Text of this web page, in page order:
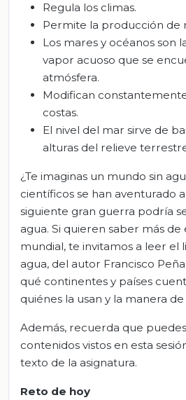
Regula los climas.
Permite la producción de
Los mares y océanos son
vapor acuoso que se
atmósfera.
Modifican
costas.
El nivel del mar sirve de
alturas del relieve
¿Te imaginas un mundo sin
científicos se han aventurado
siguiente gran guerra podría
agua. Si quieren saber más
mundial, te invitamos a leer el
agua, del autor Francisco
qué continentes y países
quiénes la usan y la manera
Además, recuerda que
contenidos vistos en esta
texto de la asignatura.
Reto de hoy